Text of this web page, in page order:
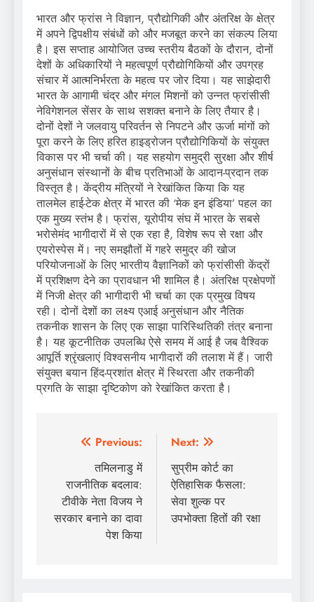
भारत और फ्रांस ने विज्ञान, प्रौद्योगिकी और अंतरिक्ष के क्षेत्र
में अपने द्विपक्षीय संबंधों को और मजबूत करने का संकल्प लिया
है। इस सप्ताह आयोजित उच्च स्तरीय बैठकों के दौरान, दोनों
देशों के अधिकारियों ने महत्वपूर्ण प्रौद्योगिकियों और उपग्रह
संचार में आत्मनिर्भरता के महत्व पर जोर दिया। यह साझेदारी
भारत के आगामी चंद्र और मंगल मिशनों को उन्नत फ्रांसीसी
नेविगेशनल सेंसर के साथ सशक्त बनाने के लिए तैयार है।
दोनों देशों ने जलवायु परिवर्तन से निपटने और ऊर्जा मांगों को
पूरा करने के लिए हरित हाइड्रोजन प्रौद्योगिकियों के संयुक्त
विकास पर भी चर्चा की। यह सहयोग समुद्री सुरक्षा और शीर्ष
अनुसंधान संस्थानों के बीच प्रतिभाओं के आदान-प्रदान तक
विस्तृत है। केंद्रीय मंत्रियों ने रेखांकित किया कि यह
तालमेल हाई-टेक क्षेत्र में भारत की ‘मेक इन इंडिया’ पहल का
एक मुख्य स्तंभ है। फ्रांस, यूरोपीय संघ में भारत के सबसे
भरोसेमंद भागीदारों में से एक रहा है, विशेष रूप से रक्षा और
एयरोस्पेस में। नए समझौतों में गहरे समुद्र की खोज
परियोजनाओं के लिए भारतीय वैज्ञानिकों को फ्रांसीसी केंद्रों
में प्रशिक्षण देने का प्रावधान भी शामिल है। अंतरिक्ष प्रक्षेपणों
में निजी क्षेत्र की भागीदारी भी चर्चा का एक प्रमुख विषय
रही। दोनों देशों का लक्ष्य एआई अनुसंधान और नैतिक
तकनीक शासन के लिए एक साझा पारिस्थितिकी तंत्र बनाना
है। यह कूटनीतिक उपलब्धि ऐसे समय में आई है जब वैश्विक
आपूर्ति श्रृंखलाएं विश्वसनीय भागीदारों की तलाश में हैं। जारी
संयुक्त बयान हिंद-प्रशांत क्षेत्र में स्थिरता और तकनीकी
प्रगति के साझा दृष्टिकोण को रेखांकित करता है।
Post
navigation
Previous:
तमिलनाडु में
राजनीतिक बदलाव:
टीवीके नेता विजय ने
सरकार बनाने का दावा
पेश किया
Next:
सुप्रीम कोर्ट का
ऐतिहासिक फैसला:
सेवा शुल्क पर
उपभोक्ता हितों की रक्षा